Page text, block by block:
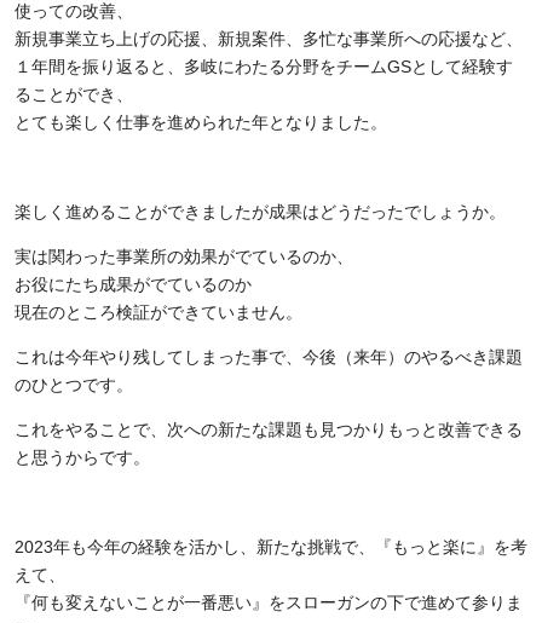
使っての改善、
新規事業立ち上げの応援、新規案件、多忙な事業所への応援など、
１年間を振り返ると、多岐にわたる分野をチームGSとして経験す
ることができ、
とても楽しく仕事を進められた年となりました。
楽しく進めることができましたが成果はどうだったでしょうか。
実は関わった事業所の効果がでているのか、
お役にたち成果がでているのか
現在のところ検証ができていません。
これは今年やり残してしまった事で、今後（来年）のやるべき課題
のひとつです。
これをやることで、次への新たな課題も見つかりもっと改善できる
と思うからです。
2023年も今年の経験を活かし、新たな挑戦で、『もっと楽に』を考
えて、
『何も変えないことが一番悪い』をスローガンの下で進めて参りま